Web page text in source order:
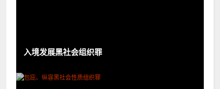
入境发展黑社会组织罪